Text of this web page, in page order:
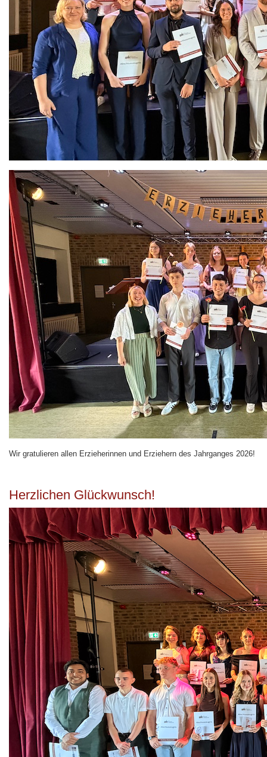
Wir gratulieren allen Erzieherinnen und Erziehern des Jahrganges 2026!
Herzlichen Glückwunsch!